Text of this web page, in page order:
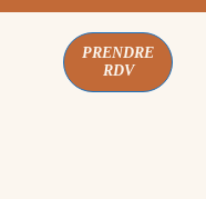
PRENDRE
RDV